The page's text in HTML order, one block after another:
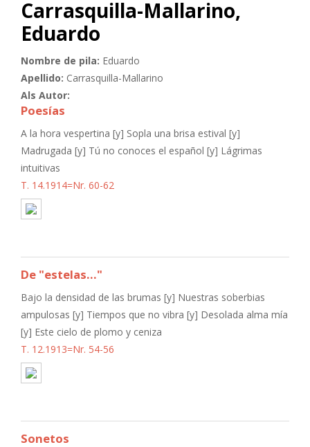
Carrasquilla-Mallarino,
Eduardo
Nombre de pila: Eduardo
Apellido: Carrasquilla-Mallarino
Als Autor:
Poesías
A la hora vespertina [y] Sopla una brisa estival [y]
Madrugada [y] Tú no conoces el español [y] Lágrimas
intuitivas
T. 14.1914=Nr. 60-62
De "estelas..."
Bajo la densidad de las brumas [y] Nuestras soberbias
ampulosas [y] Tiempos que no vibra [y] Desolada alma mía
[y] Este cielo de plomo y ceniza
T. 12.1913=Nr. 54-56
Sonetos